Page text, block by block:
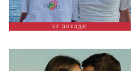
БГ ЗВЕЗДИ